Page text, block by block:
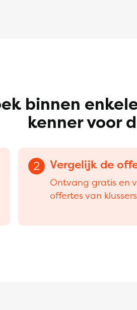
binnen
kenner voor
2 Vergelijk de
Ontvang gratis en
offertes van